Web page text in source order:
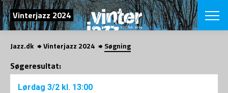
SØG
Vinterjazz 2024
Jazz.dk Vinterjazz 2024 Søgning
Søgeresultat:
Lørdag 3/2 kl. 13:00